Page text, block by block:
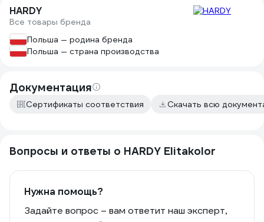
HARDY
Все товары бренда
Польша — родина бренда
Польша — страна производства
Документация
Сертификаты соответствия Скачать всю
Вопросы и ответы о HARDY Elitakolor
Нужна помощь?
Задайте вопрос – вам ответит наш эксперт,